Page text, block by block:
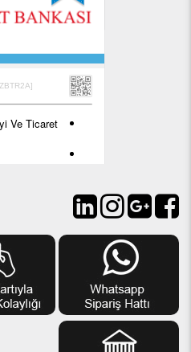
[TCZBTR2A]
Ve Ticaret